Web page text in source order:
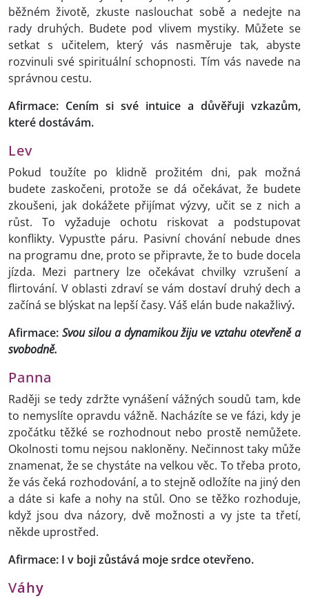
běžném životě, zkuste naslouchat sobě a nedejte na
rady druhých. Budete pod vlivem mystiky. Můžete se
setkat s učitelem, který vás nasměruje tak, abyste
rozvinuli své spirituální schopnosti. Tím vás navede na
správnou cestu.
Afirmace: Cením si své intuice a důvěřuji vzkazům,
které dostávám.
Lev
Pokud toužíte po klidně prožitém dni, pak možná
budete zaskočeni, protože se dá očekávat, že budete
zkoušeni, jak dokážete přijímat výzvy, učit se z nich a
růst. To vyžaduje ochotu riskovat a podstupovat
konflikty. Vypusťte páru. Pasivní chování nebude dnes
na programu dne, proto se připravte, že to bude docela
jízda. Mezi partnery lze očekávat chvilky vzrušení a
flirtování. V oblasti zdraví se vám dostaví druhý dech a
začíná se blýskat na lepší časy. Váš elán bude nakažlivý.
Afirmace: Svou silou a dynamikou žiju ve vztahu otevřeně a
svobodně.
Panna
Raději se tedy zdržte vynášení vážných soudů tam, kde
to nemyslíte opravdu vážně. Nacházíte se ve fázi, kdy je
zpočátku těžké se rozhodnout nebo prostě nemůžete.
Okolnosti tomu nejsou nakloněny. Nečinnost taky může
znamenat, že se chystáte na velkou věc. To třeba proto,
že vás čeká rozhodování, a to stejně odložíte na jiný den
a dáte si kafe a nohy na stůl. Ono se těžko rozhoduje,
když jsou dva názory, dvě možnosti a vy jste ta třetí,
někde uprostřed.
Afirmace: I v boji zůstává moje srdce otevřeno.
Váhy